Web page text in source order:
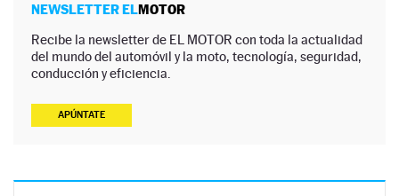
NEWSLETTER ELMOTOR
Recibe la newsletter de EL MOTOR con toda la actualidad
del mundo del automóvil y la moto, tecnología, seguridad,
conducción y eficiencia.
APÚNTATE